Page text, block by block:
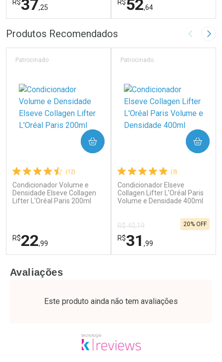
R$37,25
FECHAR
Laboratório
Ativar Desconto
FECHAR
Por Menos
Comprar sem Desconto
R$52,64
Laboratório
Ativar Desconto
Por R$ 52,64/cada
Por Menos
Comprar sem Desconto
Produtos Recomendados Imagem
(12)
Condicionador Volume e
Densidade Elseve Collagen
Lifter L'Oréal Paris 200ml
Patrocinado
R$22,99
COMPRAR
Laboratório
Por Menos
(3)
Condicionador Elseve
Collagen Lifter L'Oréal Paris
Volume e Densidade 400ml
Patrocinado
R$ 40,19
R$31 ,99
20% OFF
COMPRAR
Laboratório
Por Menos
Avaliações
Este produto ainda não tem avaliações